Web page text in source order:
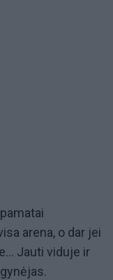
arena, o dar jei
Jauti viduje ir